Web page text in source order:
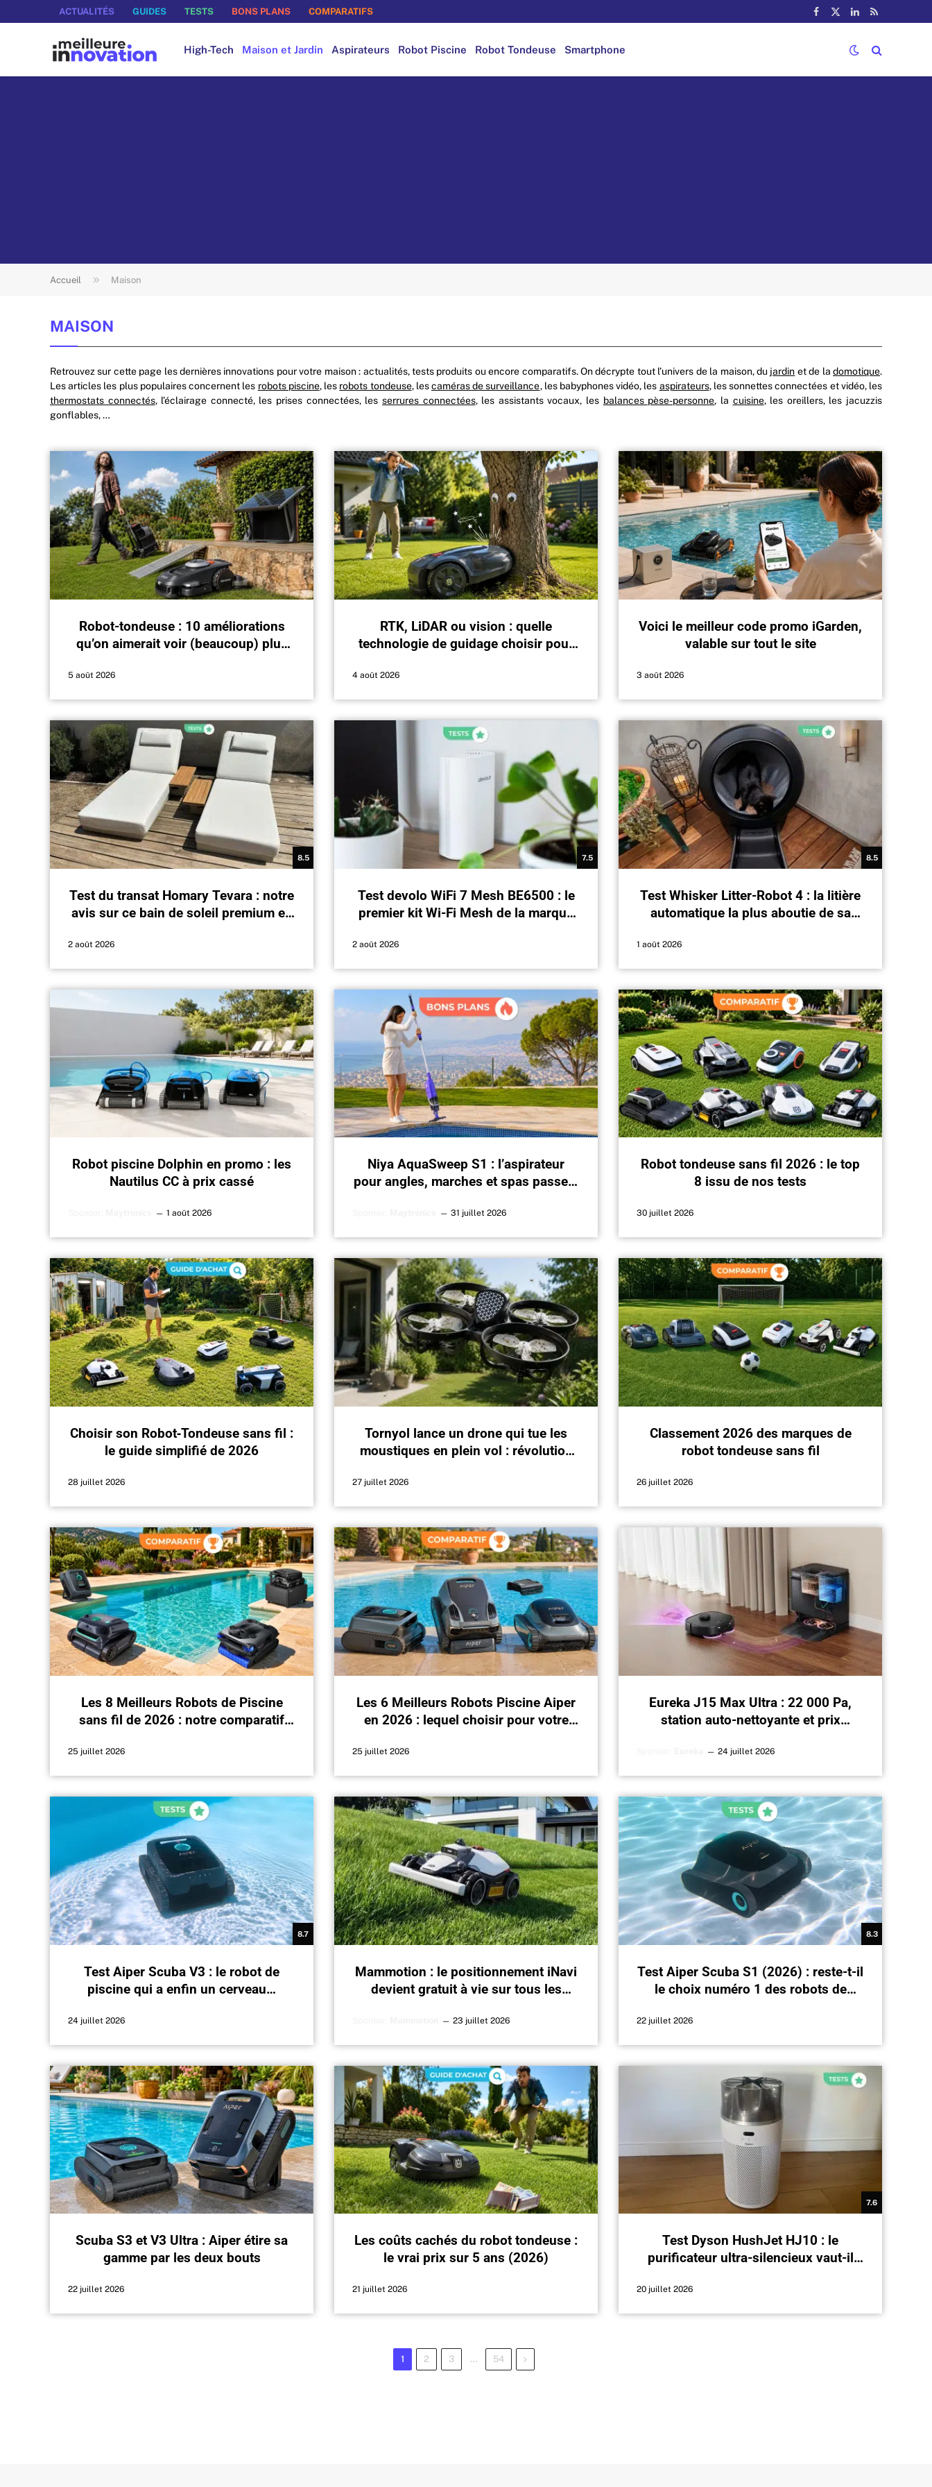
ACTUALITÉS GUIDES TESTS BONS PLANS COMPARATIFS
Facebook
X
LinkedIn
RSS
High-Tech Maison et Jardin Aspirateurs Robot Piscine Robot Tondeuse Smartphone
Accueil » Maison
MAISON
Retrouvez sur cette page les dernières innovations pour votre maison : actualités, tests produits ou encore comparatifs. On décrypte tout l’univers de la maison, du jardin et de ladomotique.
Les articles les plus populaires concernent les robots piscine, les robots tondeuse, lescaméras de surveillance, les babyphones vidéo, les aspirateurs, les sonnettes connectées et vidéo, les
thermostats connectés, l’éclairage connecté, les prises connectées, les serrures connectées, les assistants vocaux, les balances pèse-personne, la cuisine, les oreillers, les jacuzzis
gonflables, …
Robot-tondeuse : 10 améliorations
qu’on aimerait voir (beaucoup) plus
5 août 2026
RTK, LiDAR ou vision : quelle
technologie de guidage choisir pour
4 août 2026
Voici le meilleur code promo iGarden,
valable sur tout le site
3 août 2026
8.5
Test du transat Homary Tevara : notre
avis sur ce bain de soleil premium en
2 août 2026
7.5
Test devolo WiFi 7 Mesh BE6500 : le
premier kit Wi-Fi Mesh de la marque
2 août 2026
8.5
Test Whisker Litter-Robot 4 : la litière
automatique la plus aboutie de sa
1 août 2026
Robot piscine Dolphin en promo : les
Nautilus CC à prix cassé
1 août 2026
Niya AquaSweep S1 : l’aspirateur
pour angles, marches et spas passe à
31 juillet 2026
Robot tondeuse sans fil 2026 : le top
8 issu de nos tests
30 juillet 2026
Choisir son Robot‑Tondeuse sans fil :
le guide simplifié de 2026
28 juillet 2026
Tornyol lance un drone qui tue les
moustiques en plein vol : révolution
27 juillet 2026
Classement 2026 des marques de
robot tondeuse sans fil
26 juillet 2026
Les 8 Meilleurs Robots de Piscine
sans fil de 2026 : notre comparatif
25 juillet 2026
Les 6 Meilleurs Robots Piscine Aiper
en 2026 : lequel choisir pour votre
25 juillet 2026
Eureka J15 Max Ultra : 22 000 Pa,
station auto-nettoyante et prix
24 juillet 2026
8.7
Test Aiper Scuba V3 : le robot de
piscine qui a enfin un cerveau…
24 juillet 2026
Mammotion : le positionnement iNavi
devient gratuit à vie sur tous les
technologie.
23 juillet 2026
8.3
Test Aiper Scuba S1 (2026) : reste-t-il
le choix numéro 1 des robots de
22 juillet 2026
Scuba S3 et V3 Ultra : Aiper étire sa
gamme par les deux bouts
22 juillet 2026
Les coûts cachés du robot tondeuse :
le vrai prix sur 5 ans (2026)
21 juillet 2026
7.6
Test Dyson HushJet HJ10 : le
purificateur ultra-silencieux vaut-il
20 juillet 2026
1 2 3 … 54 Next